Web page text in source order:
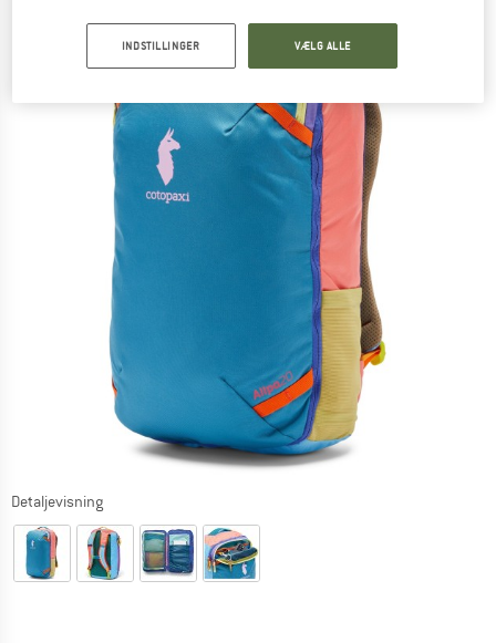
Detaljevisning
INDSTILLINGER VÆLG ALLE